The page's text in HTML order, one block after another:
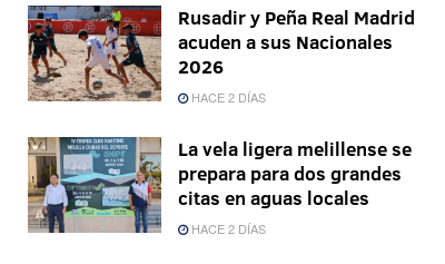
Rusadir y Peña Real Madrid
acuden a sus Nacionales
2026
HACE 2 DÍAS
La vela ligera melillense se
prepara para dos grandes
citas en aguas locales
HACE 2 DÍAS